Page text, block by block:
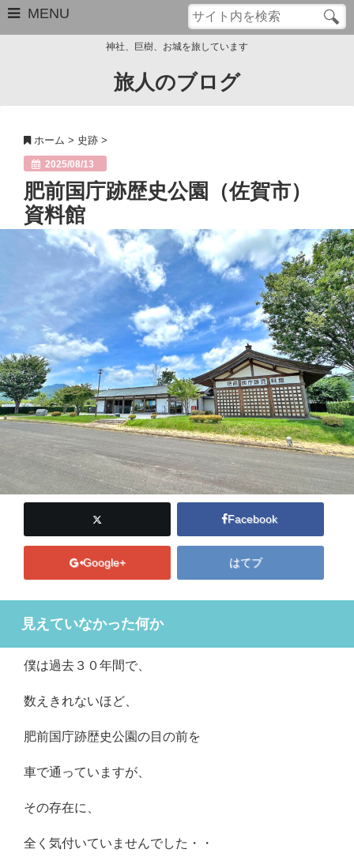
MENU
サイトマップ
管理人のプロフィール
Close
神社、巨樹、お城を旅しています
旅人のブログ
ホーム > 史跡 >
2025/08/13
肥前国庁跡歴史公園（佐賀市）
資料館
Facebook
Google+ はてブ
見えていなかった何か
僕は過去３０年間で、
数えきれないほど、
肥前国庁跡歴史公園の目の前を
車で通っていますが、
その存在に、
全く気付いていませんでした・・